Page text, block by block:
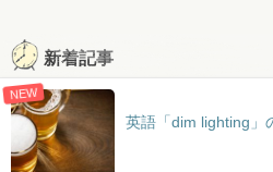
新着記事
NEW
英語「dim lighting」